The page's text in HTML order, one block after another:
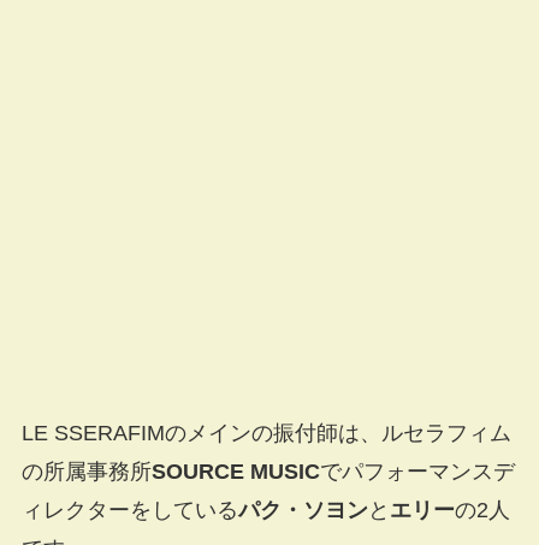
LE SSERAFIMのメインの振付師は、ルセラフィム
の所属事務所SOURCE MUSICでパフォーマンスデ
ィレクターをしているパク・ソヨン と エリーの2人